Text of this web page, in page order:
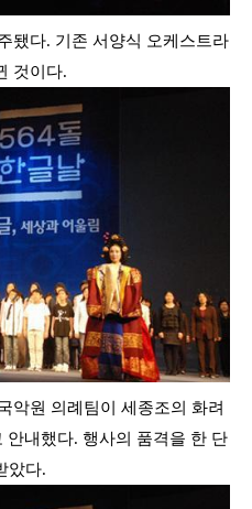
됐다. 기존 서양식 오케스트라
것이다.
악원 의례팀이 세종조의 화려
안내했다. 행사의 품격을 한 단
았다.